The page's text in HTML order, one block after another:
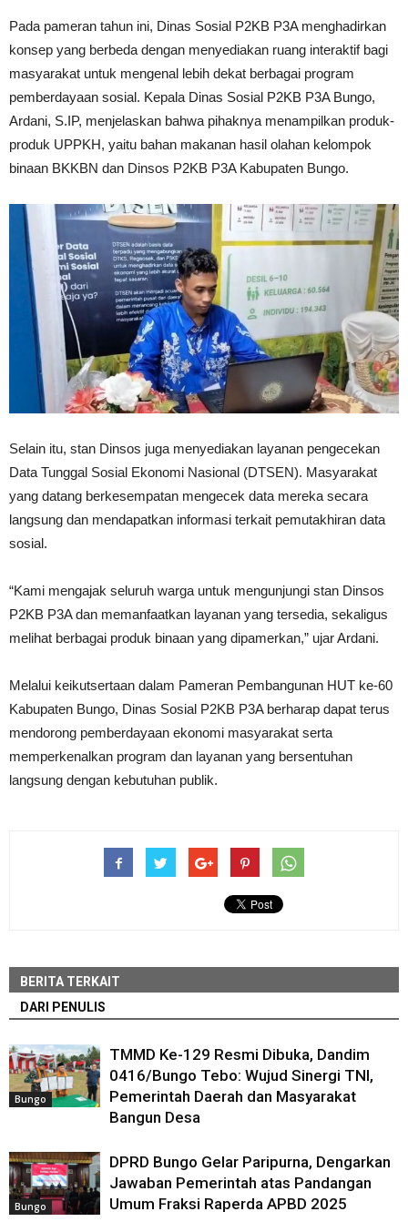
Pada pameran tahun ini, Dinas Sosial P2KB P3A menghadirkan
konsep yang berbeda dengan menyediakan ruang interaktif bagi
masyarakat untuk mengenal lebih dekat berbagai program
pemberdayaan sosial. Kepala Dinas Sosial P2KB P3A Bungo,
Ardani, S.IP, menjelaskan bahwa pihaknya menampilkan produk-
produk UPPKH, yaitu bahan makanan hasil olahan kelompok
binaan BKKBN dan Dinsos P2KB P3A Kabupaten Bungo.
Selain itu, stan Dinsos juga menyediakan layanan pengecekan
Data Tunggal Sosial Ekonomi Nasional (DTSEN). Masyarakat
yang datang berkesempatan mengecek data mereka secara
langsung dan mendapatkan informasi terkait pemutakhiran data
sosial.
“Kami mengajak seluruh warga untuk mengunjungi stan Dinsos
P2KB P3A dan memanfaatkan layanan yang tersedia, sekaligus
melihat berbagai produk binaan yang dipamerkan,” ujar Ardani.
Melalui keikutsertaan dalam Pameran Pembangunan HUT ke-60
Kabupaten Bungo, Dinas Sosial P2KB P3A berharap dapat terus
mendorong pemberdayaan ekonomi masyarakat serta
memperkenalkan program dan layanan yang bersentuhan
langsung dengan kebutuhan publik.
BERITA TERKAIT
DARI PENULIS
Bungo
TMMD Ke-129 Resmi Dibuka, Dandim
0416/Bungo Tebo: Wujud Sinergi TNI,
Pemerintah Daerah dan Masyarakat
Bangun Desa
Bungo
DPRD Bungo Gelar Paripurna, Dengarkan
Jawaban Pemerintah atas Pandangan
Umum Fraksi Raperda APBD 2025